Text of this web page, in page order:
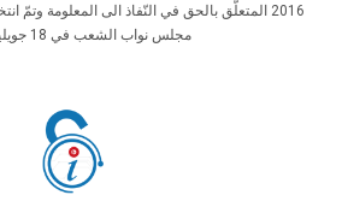
2016 المتعلّق بالحق في النّفاذ الى المعلومة
مجلس نواب الشعب في 18 جويلية 2017